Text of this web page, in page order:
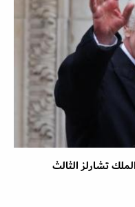
تشارلز الثالث